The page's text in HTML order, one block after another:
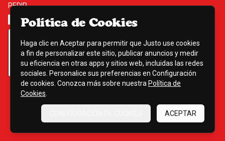
PEDIR
INICIAR SESIÓN
Política de Cookies
Haga clic en Aceptar para permitir que Justo use cookies
a fin de personalizar este sitio, publicar anuncios y medir
su eficiencia en otras apps y sitios web, incluidas las redes
sociales. Personalice sus preferencias en Configuración
de cookies. Conozca más sobre nuestra Política de
Cookies
ACEPTAR